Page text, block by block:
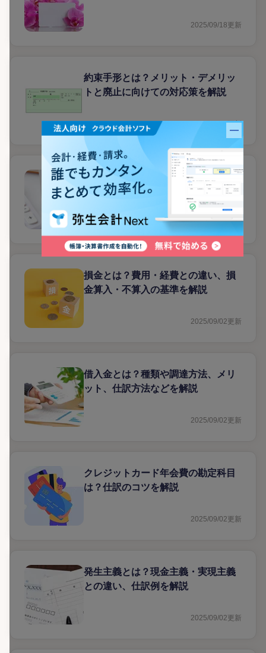
バナー
2025/09/18更新
約束手形とは？メリット・デメリッ
トと廃止に向けての対応策を解説
2025/09/18更新
出金伝票とは？経理処理に使える書
き方や注意点を解説
2025/09/02更新
損金とは？費用・経費との違い、損
金算入・不算入の基準を解説
2025/09/02更新
借入金とは？種類や調達方法、メリ
ット、仕訳方法などを解説
2025/09/02更新
クレジットカード年会費の勘定科目
は？仕訳のコツを解説
2025/09/02更新
発生主義とは？現金主義・実現主義
との違い、仕訳例を解説
2025/09/02更新